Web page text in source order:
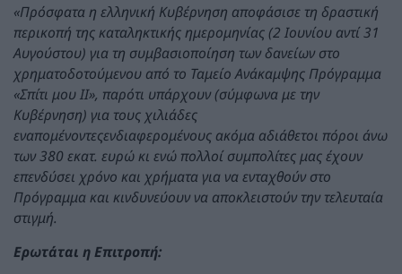
«Πρόσφατα η ελληνική Κυβέρνηση αποφάσισε τη δραστική
περικοπή της καταληκτικής ημερομηνίας (2 Ιουνίου αντί 31
Αυγούστου) για τη συμβασιοποίηση των δανείων στο
χρηματοδοτούμενου από το Ταμείο Ανάκαμψης Πρόγραμμα
«Σπίτι μου ΙΙ», παρότι υπάρχουν (σύμφωνα με την
Κυβέρνηση) για τους χιλιάδες
εναπομένοντεςενδιαφερομένους ακόμα αδιάθετοι πόροι άνω
των 380 εκατ. ευρώ κι ενώ πολλοί συμπολίτες μας έχουν
επενδύσει χρόνο και χρήματα για να ενταχθούν στο
Πρόγραμμα και κινδυνεύουν να αποκλειστούν την τελευταία
στιγμή.
Ερωτάται η Επιτροπή: